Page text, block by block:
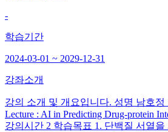
-
학습기간
2024-03-01 ~ 2029-12-31
강좌소개
강의 소개 및 개요입니다. 성명 남호정
Lecture : AI in Predicting Drug-protein
강의시간 2 학습목표 1. 단백질 서열